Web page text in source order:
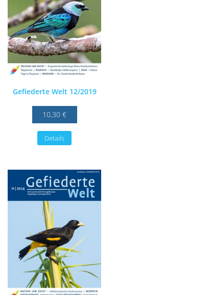
Gefiederte Welt 12/2019
10,30 €
Details